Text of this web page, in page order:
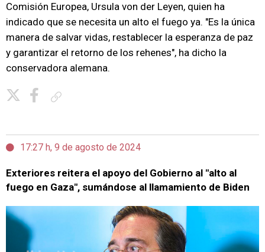
Comisión Europea, Ursula von der Leyen, quien ha
indicado que se necesita un alto el fuego ya. "Es la única
manera de salvar vidas, restablecer la esperanza de paz
y garantizar el retorno de los rehenes", ha dicho la
conservadora alemana.
17:27 h, 9 de agosto de 2024
Exteriores reitera el apoyo del Gobierno al "alto al
fuego en Gaza", sumándose al llamamiento de Biden